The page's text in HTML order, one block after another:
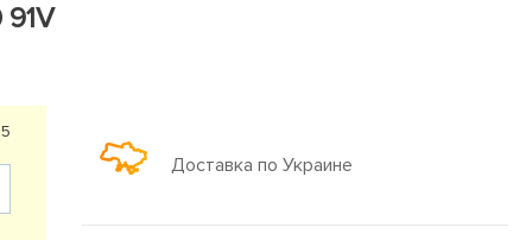
Доставка по Украине